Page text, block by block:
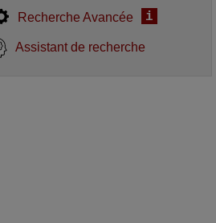
Recherche Avancée i
Assistant de recherche